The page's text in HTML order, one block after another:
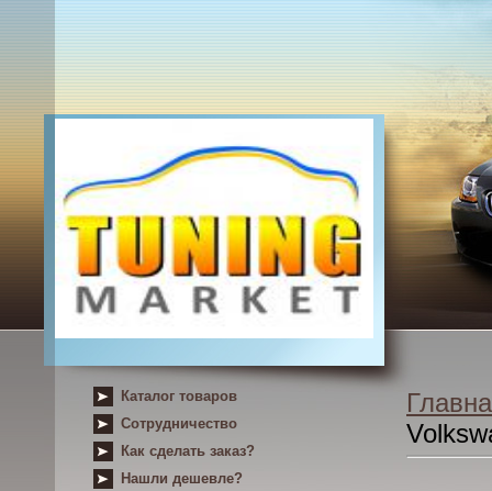
Каталог товаров
Сотрудничество
Как сделать заказ?
Нашли дешевле?